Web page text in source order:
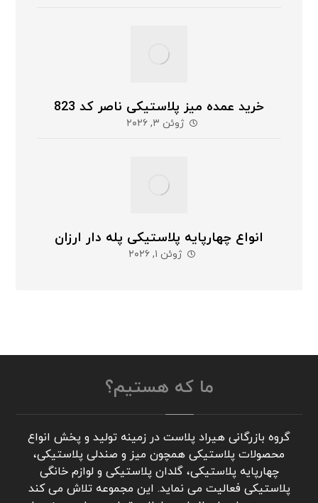
خرید عمده میز پلاستیکی ناصر کد 823
ژوئن ۳, ۲۰۲۶
انواع چهارپایه پلاستیکی پله دار ارزان
ژوئن ۱, ۲۰۲۶
ما که هستیم؟
گروه بازرگانی هیراد پلاست در زمینه تولید و پخش انواع
محصولات پلاستیکی همچون میز و صندلی پلاستیکی،
چهارپایه پلاستیکی، گلدان پلاستیکی و لوازم خانگی
پلاستیکی فعالیت می نماید. این مجموعه تلاش می کند